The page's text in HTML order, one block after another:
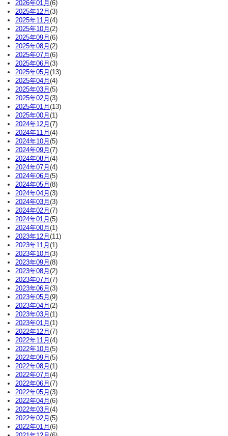
2026年01月 (6)
2025年12月 (3)
2025年11月 (4)
2025年10月 (2)
2025年09月 (6)
2025年08月 (2)
2025年07月 (6)
2025年06月 (3)
2025年05月 (13)
2025年04月 (4)
2025年03月 (5)
2025年02月 (3)
2025年01月 (13)
2025年00月 (1)
2024年12月 (7)
2024年11月 (4)
2024年10月 (5)
2024年09月 (7)
2024年08月 (4)
2024年07月 (4)
2024年06月 (5)
2024年05月 (8)
2024年04月 (3)
2024年03月 (3)
2024年02月 (7)
2024年01月 (5)
2024年00月 (1)
2023年12月 (11)
2023年11月 (1)
2023年10月 (3)
2023年09月 (8)
2023年08月 (2)
2023年07月 (7)
2023年06月 (3)
2023年05月 (9)
2023年04月 (2)
2023年03月 (1)
2023年01月 (1)
2022年12月 (7)
2022年11月 (4)
2022年10月 (5)
2022年09月 (5)
2022年08月 (1)
2022年07月 (4)
2022年06月 (7)
2022年05月 (3)
2022年04月 (6)
2022年03月 (4)
2022年02月 (5)
2022年01月 (6)